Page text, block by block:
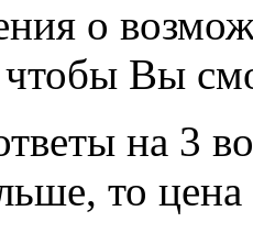
о
Вы
на 3
то